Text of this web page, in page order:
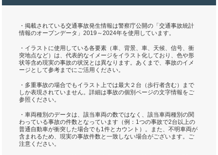
・掲載されている交通事故発生情報は警察庁公開の「交通事故統計
情報のオープンデータ」2019～2024年を使用しています。
・イラストに使用している各要素（車、背景、車、天候、信号、衝
突地点など）は、代表的なイメージをイラスト化しており、色や形
状等含め現実の事故の状況とは異なります。あくまで、事故のイメ
ージとして参考までにご活用ください。
・多重事故の場合でもイラスト上では最大２台（歩行者含む）まで
しか表現されていません。詳細は事故の個別ページの文字情報をご
参照ください。
・車両種別のデータは、該当車両の数ではなく、該当車両種別の関
わっている事故の件数となっています（例：1つの事故で2台以上の
普通自動車が衝突した場合でも1件とカウント）。また、不明車両が
含まれるため、現実の事故件数と一致しない場合がございます。ご
注意ください。